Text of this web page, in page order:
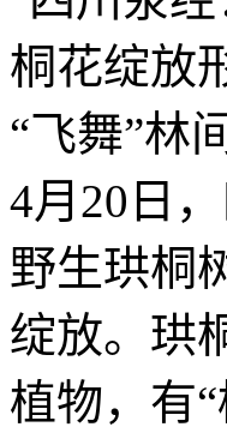
4月20日
野生珙桐
绽放。珙
植物，有